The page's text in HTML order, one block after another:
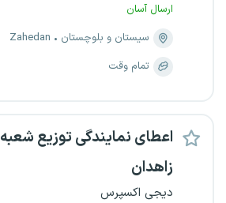
ارسال آسان
سیستان و بلوچستان
Zahedan
تمام وقت
اعطای نمایندگی توزیع شعبه
زاهدان
دیجی اکسپرس